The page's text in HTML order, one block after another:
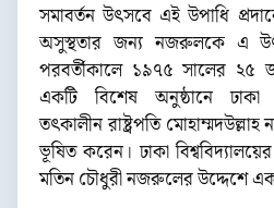
সমাবর্তন উৎসবে এই উপাধি
অসুস্থতার জন্য নজরুলকে এ
পরবর্তীকালে ১৯৭৫ সালের ২৫
একটি বিশেষ অনুষ্ঠানে ঢাকা
তৎকালীন রাষ্ট্রপতি
ভূষিত করেন। ঢাকা
মতিন চৌধুরী নজরুলের উদ্দেশে